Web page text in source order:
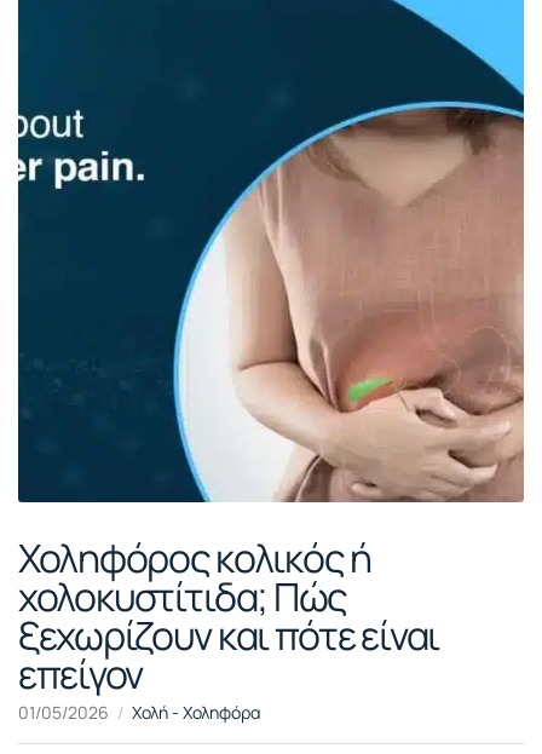
Χοληφόρος κολικός ή
χολοκυστίτιδα; Πώς
ξεχωρίζουν και πότε είναι
επείγον
01/05/2026 Χολή - Χοληφόρα